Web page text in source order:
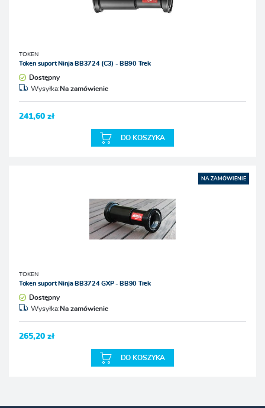
TOKEN
Token suport Ninja BB3724 (C3) - BB90 Trek
Dostępny
Wysyłka:Na zamówienie
241,60 zł
DO KOSZYKA
NA ZAMÓWIENIE
TOKEN
Token suport Ninja BB3724 GXP - BB90 Trek
Dostępny
Wysyłka:Na zamówienie
265,20 zł
DO KOSZYKA